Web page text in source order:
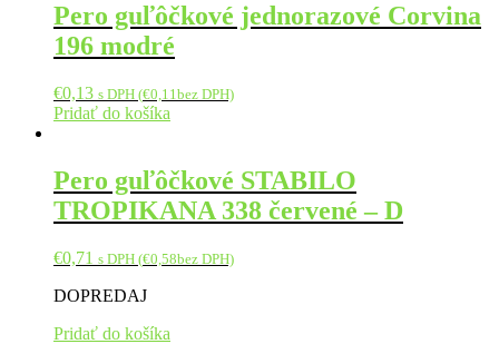
Pero guľôčkové jednorazové Corvina
196 modré
€0,13 s DPH (€0,11bez DPH)
Pridať do košíka
Pero guľôčkové STABILO
TROPIKANA 338 červené – D
€0,71 s DPH (€0,58bez DPH)
DOPREDAJ
Pridať do košíka